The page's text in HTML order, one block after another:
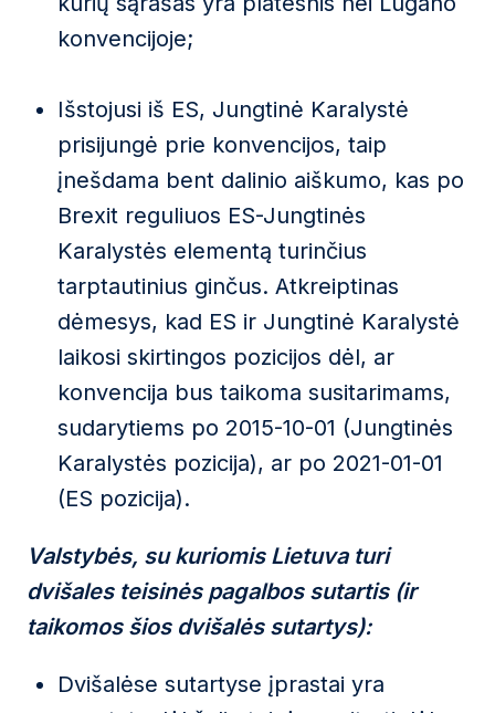
konvencijoje;
Išstojusi iš ES, Jungtinė Karalystė
prisijungė prie konvencijos, taip
įnešdama bent dalinio aiškumo, kas po
Brexit reguliuos ES-Jungtinės
Karalystės elementą turinčius
tarptautinius ginčus. Atkreiptinas
dėmesys, kad ES ir Jungtinė Karalystė
laikosi skirtingos pozicijos dėl, ar
konvencija bus taikoma susitarimams,
sudarytiems po 2015-10-01 (Jungtinės
Karalystės pozicija), ar po 2021-01-01
(ES pozicija).
Valstybės, su kuriomis Lietuva turi
dvišales teisinės pagalbos sutartis (ir
taikomos šios dvišalės sutartys):
Dvišalėse sutartyse įprastai yra